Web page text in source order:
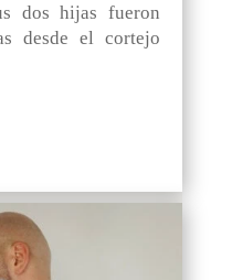
dos hijas fueron
desde el cortejo